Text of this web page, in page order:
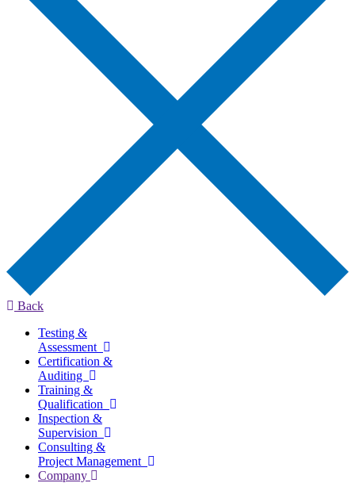
Back
Testing &
Assessment
Certification &
Auditing
Training &
Qualification
Inspection &
Supervision
Consulting &
Project Management
Company